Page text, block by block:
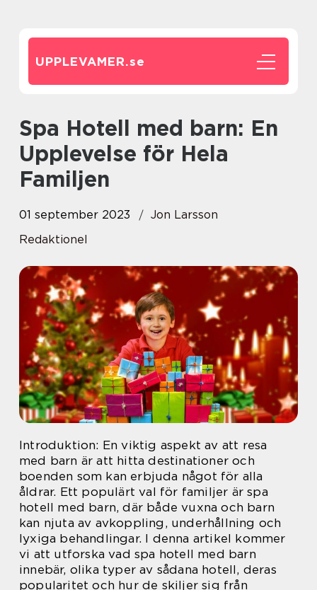
UPPLEVAMER.se
Spa Hotell med barn: En
Upplevelse för Hela
Familjen
01 september 2023
Jon Larsson
Redaktionel
Introduktion: En viktig aspekt av att resa
med barn är att hitta destinationer och
boenden som kan erbjuda något för alla
åldrar. Ett populärt val för familjer är spa
hotell med barn, där både vuxna och barn
kan njuta av avkoppling, underhållning och
lyxiga behandlingar. I denna artikel kommer
vi att utforska vad spa hotell med barn
innebär, olika typer av sådana hotell, deras
popularitet och hur de skiljer sig från